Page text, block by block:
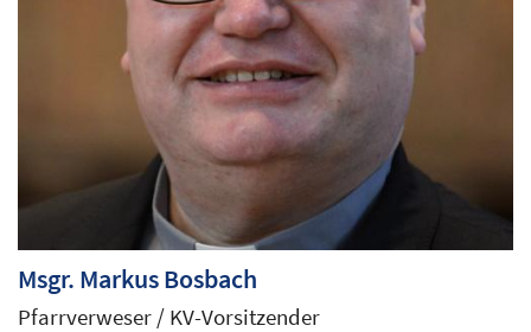
Msgr. MarkusBosbach
Pfarrverweser / KV-Vorsitzender